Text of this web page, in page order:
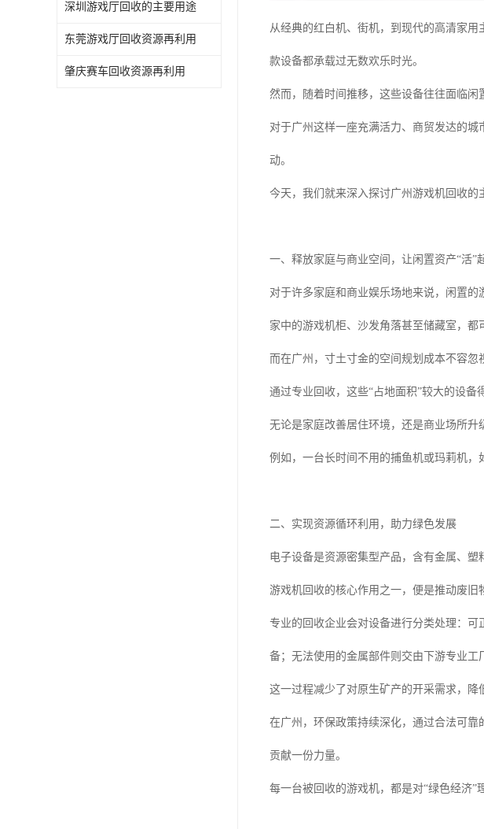
深圳游戏厅回收的主要用途
东莞游戏厅回收资源再利用
肇庆赛车回收资源再利用
从经典的红白机、街机，到现代的高清家用
款设备都承载过无数欢乐时光。
然而，随着时间推移，这些设备往往面临闲
对于广州这样一座充满活力、商贸发达的
动。
今天，我们就来深入探讨广州游戏机回收的
一、释放家庭与商业空间，让闲置资产“活”
对于许多家庭和商业娱乐场地来说，闲置的
家中的游戏机柜、沙发角落甚至储藏室，都
而在广州，寸土寸金的空间规划成本不容忽
通过专业回收，这些“占地面积”较大的设备
无论是家庭改善居住环境，还是商业场所升
例如，一台长时间不用的捕鱼机或玛莉机，
二、实现资源循环利用，助力绿色发展
电子设备是资源密集型产品，含有金属、塑
游戏机回收的核心作用之一，便是推动废旧
专业的回收企业会对设备进行分类处理：
备；无法使用的金属部件则交由下游专业工
这一过程减少了对原生矿产的开采需求，降
在广州，环保政策持续深化，通过合法可
贡献一份力量。
每一台被回收的游戏机，都是对“绿色经济”